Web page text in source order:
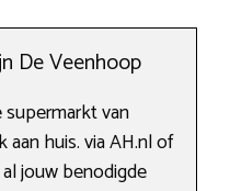
De Veenhoop
van
huis. via AH.nl of
jouw benodigde